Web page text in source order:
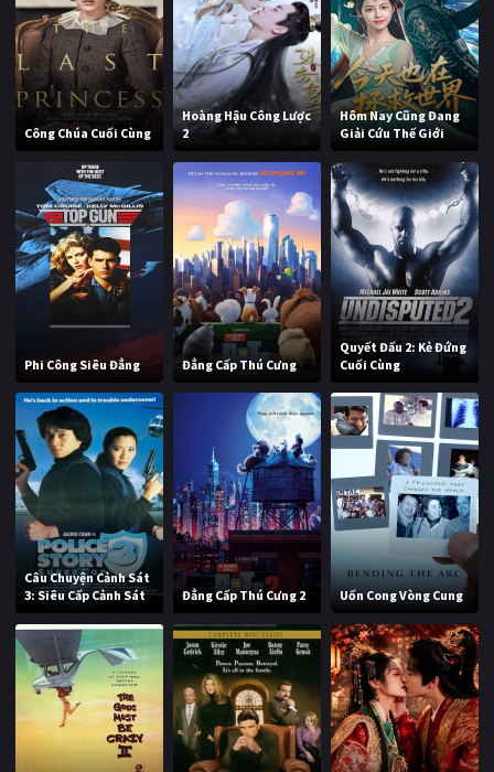
Công Chúa Cuối Cùng
Hoàng Hậu Công Lược
2
Hôm Nay Cũng Đang
Giải Cứu Thế Giới
Phi Công Siêu Đẳng Đẳng Cấp Thú Cưng
Quyết Đấu 2: Kẻ Đứng
Cuối Cùng
Câu Chuyện Cảnh Sát
3: Siêu Cấp Cảnh Sát
Đẳng Cấp Thú Cưng 2 Uốn Cong Vòng Cung